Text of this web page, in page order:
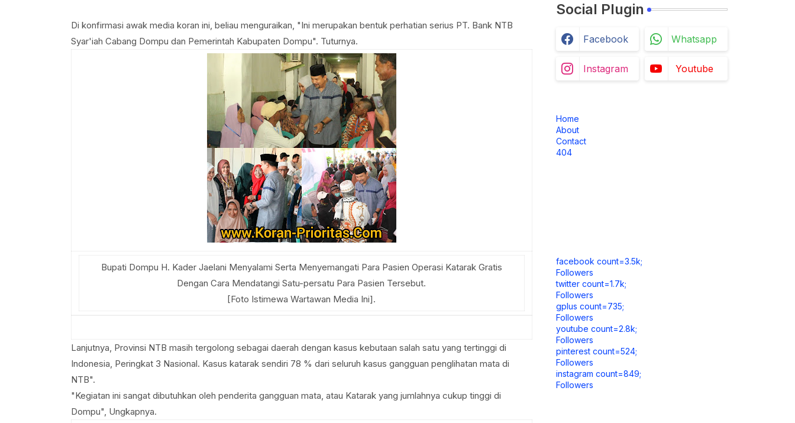
Di konfirmasi awak media koran ini, beliau menguraikan, "Ini merupakan bentuk perhatian serius PT. Bank NTB
Syar'iah Cabang Dompu dan Pemerintah Kabupaten Dompu". Tuturnya.
Bupati Dompu H. Kader Jaelani Menyalami Serta Menyemangati Para Pasien Operasi Katarak Gratis
Dengan Cara Mendatangi Satu-persatu Para Pasien Tersebut.
[Foto Istimewa Wartawan Media Ini].
Lanjutnya, Provinsi NTB masih tergolong sebagai daerah dengan kasus kebutaan salah satu yang tertinggi di
Indonesia, Peringkat 3 Nasional. Kasus katarak sendiri 78 % dari seluruh kasus gangguan penglihatan mata di
NTB".
"Kegiatan ini sangat dibutuhkan oleh penderita gangguan mata, atau Katarak yang jumlahnya cukup tinggi di
Dompu", Ungkapnya.
Social Plugin
Facebook Whatsapp
Instagram Youtube
Home
About
Contact
404
facebook count=3.5k;
Followers
twitter count=1.7k;
Followers
gplus count=735;
Followers
youtube count=2.8k;
Followers
pinterest count=524;
Followers
instagram count=849;
Followers